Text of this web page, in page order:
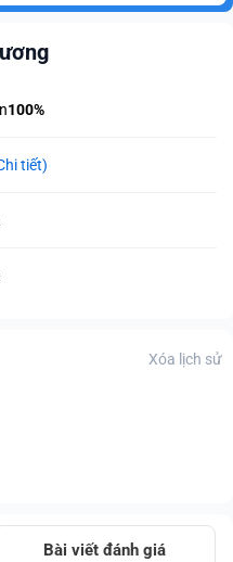
100%
tiết)
Xóa lịch sử
Bài viết đánh giá